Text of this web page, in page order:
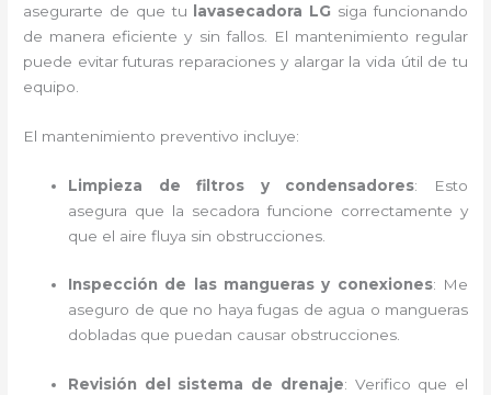
asegurarte de que tu lavasecadora LG siga funcionando
de manera eficiente y sin fallos. El mantenimiento regular
puede evitar futuras reparaciones y alargar la vida útil de tu
equipo.
El mantenimiento preventivo incluye:
Limpieza de filtros y condensadores: Esto
asegura que la secadora funcione correctamente y
que el aire fluya sin obstrucciones.
Inspección de las mangueras y conexiones: Me
aseguro de que no haya fugas de agua o mangueras
dobladas que puedan causar obstrucciones.
Revisión del sistema de drenaje: Verifico que el